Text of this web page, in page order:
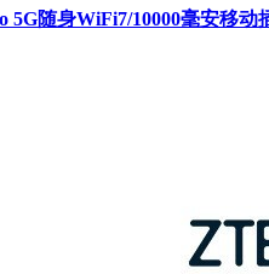
5G随身WiFi7/10000毫安移